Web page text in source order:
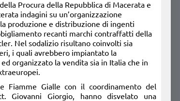
Procura della Repubblica di Macerata e
indagini su un’organizzazione
produzione e distribuzione di ingenti
recanti marchi contraffatti della
Nel sodalizio risultano coinvolti sia
i quali avrebbero impiantato la
organizzato la vendita sia in Italia che in
Fiamme Gialle con il coordinamento del
Giovanni Giorgio, hanno disvelato una